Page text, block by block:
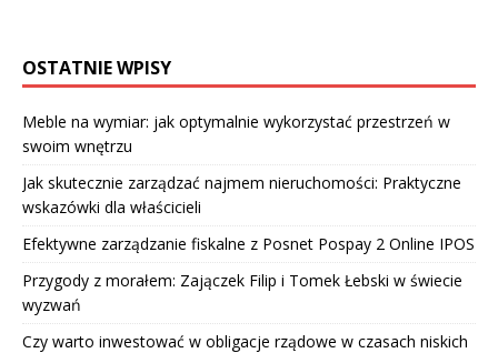
OSTATNIE WPISY
Meble na wymiar: jak optymalnie wykorzystać przestrzeń w
swoim wnętrzu
Jak skutecznie zarządzać najmem nieruchomości: Praktyczne
wskazówki dla właścicieli
Efektywne zarządzanie fiskalne z Posnet Pospay 2 Online IPOS
Przygody z morałem: Zajączek Filip i Tomek Łebski w świecie
wyzwań
Czy warto inwestować w obligacje rządowe w czasach niskich